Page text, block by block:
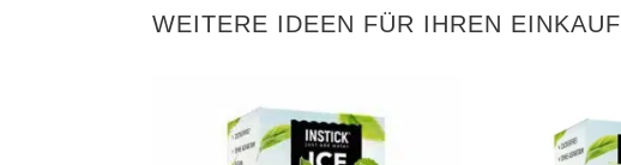
WEITERE IDEEN FÜR IHREN EINKAUF